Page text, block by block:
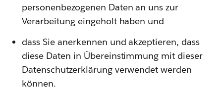
personenbezogenen Daten an uns zur
Verarbeitung eingeholt haben und
dass Sie anerkennen und akzeptieren, dass
diese Daten in Übereinstimmung mit dieser
Datenschutzerklärung verwendet werden
können.